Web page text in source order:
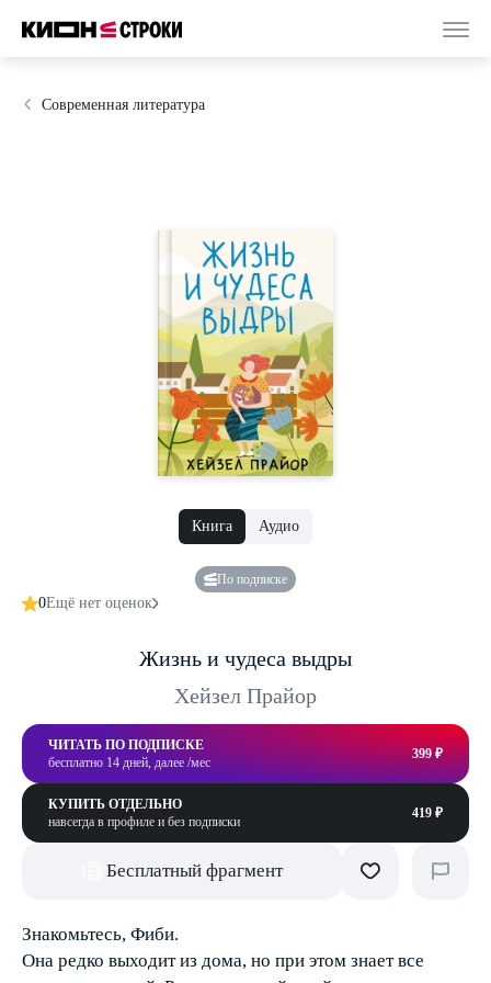
Современная литература
Книга Аудио
По подписке
0Ещё нет оценок
Жизнь и чудеса выдры
Хейзел Прайор
ЧИТАТЬ ПО ПОДПИСКЕ
бесплатно 14 дней, далее /мес
399 ₽
КУПИТЬ ОТДЕЛЬНО
навсегда в профиле и без подписки
419 ₽
Бесплатный фрагмент
Знакомьтесь, Фиби.
Она редко выходит из дома, но при этом знает все